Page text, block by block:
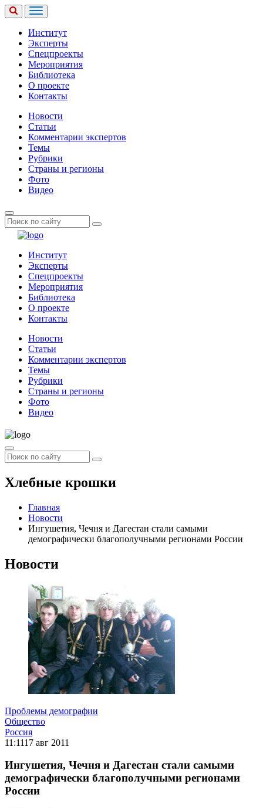
Институт
Эксперты
Спецпроекты
Мероприятия
Библиотека
О проекте
Контакты
Новости
Статьи
Комментарии экспертов
Темы
Рубрики
Страны и регионы
Фото
Видео
Институт
Эксперты
Спецпроекты
Мероприятия
Библиотека
О проекте
Контакты
Новости
Статьи
Комментарии экспертов
Темы
Рубрики
Страны и регионы
Фото
Видео
Хлебные крошки
Главная
Новости
Ингушетия, Чечня и Дагестан стали самыми
демографически благополучными регионами России
Новости
Проблемы демографии
Общество
Россия
11:1117 авг 2011
Ингушетия, Чечня и Дагестан стали самыми
демографически благополучными регионами
России